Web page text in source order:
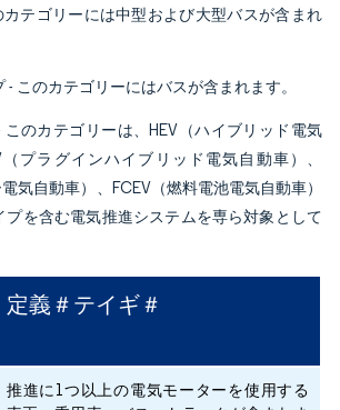
テゴリーには中型および大型バスが含まれ
- このカテゴリーにはバスが含まれます。
このカテゴリーは、HEV（ハイブリッド電気
（プラグインハイブリッド電気自動車）、
気自動車）、FCEV（燃料電池電気自動車）
プを含む電気推進システムを専ら対象として
定義＃テイギ＃
推進に1つ以上の電気モーターを使用する